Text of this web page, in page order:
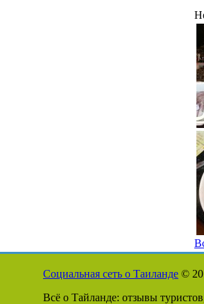
Социальная сеть о Таиланде ©
Всё о Тайланде: отзывы